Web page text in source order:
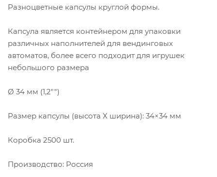
Разноцветные капсулы круглой формы.
Капсула является контейнером для упаковки
различных наполнителей для вендинговых
автоматов, более всего подходит для игрушек
небольшого размера
Ø 34 мм (1,2"")
Размер капсулы (высота Х ширина): 34×34 мм
Коробка 2500 шт.
Производство: Россия